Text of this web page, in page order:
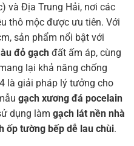
và Địa Trung Hải, nơi các
thô mộc được ưu tiên. Với
sản phẩm nổi bật với
đỏ gạch đất ấm áp, cùng
lại khả năng chống
là giải pháp lý tưởng cho
gạch xương đá pocelain
dụng làm gạch lát nền nhà
ốp tường bếp dễ lau chùi.